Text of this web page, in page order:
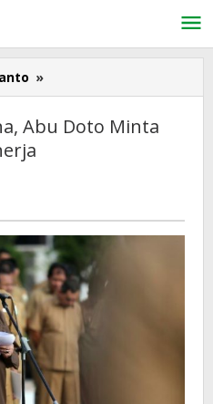
»
Apel
Abu
Abu Doto Minta